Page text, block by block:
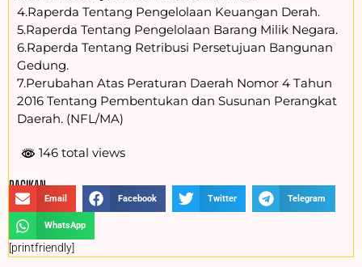
4.Raperda Tentang Pengelolaan Keuangan Derah.
5.Raperda Tentang Pengelolaan Barang Milik Negara.
6.Raperda Tentang Retribusi Persetujuan Bangunan
Gedung.
7.Perubahan Atas Peraturan Daerah Nomor 4 Tahun
2016 Tentang Pembentukan dan Susunan Perangkat
Daerah. (NFL/MA)
146 total views
BAGIKAN :
Email Facebook Twitter Telegram
WhatsApp
[printfriendly]